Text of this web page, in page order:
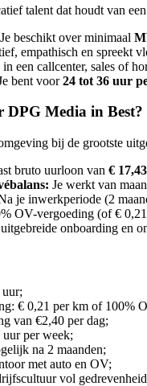
talent dat houdt van
Je beschikt over minimaal
empathisch en spreekt
een callcenter, sales of
bent voor24 tot 36 uur
DPG Media in Best?
bij de grootste
bruto uurloon van € 17,43
Je werkt van
je inwerkperiode (2
OV-vergoeding (of €
onboarding en
€ 0,21 per km of 100%
van €2,40 per dag;
per week;
na 2 maanden;
met auto en OV;
vol